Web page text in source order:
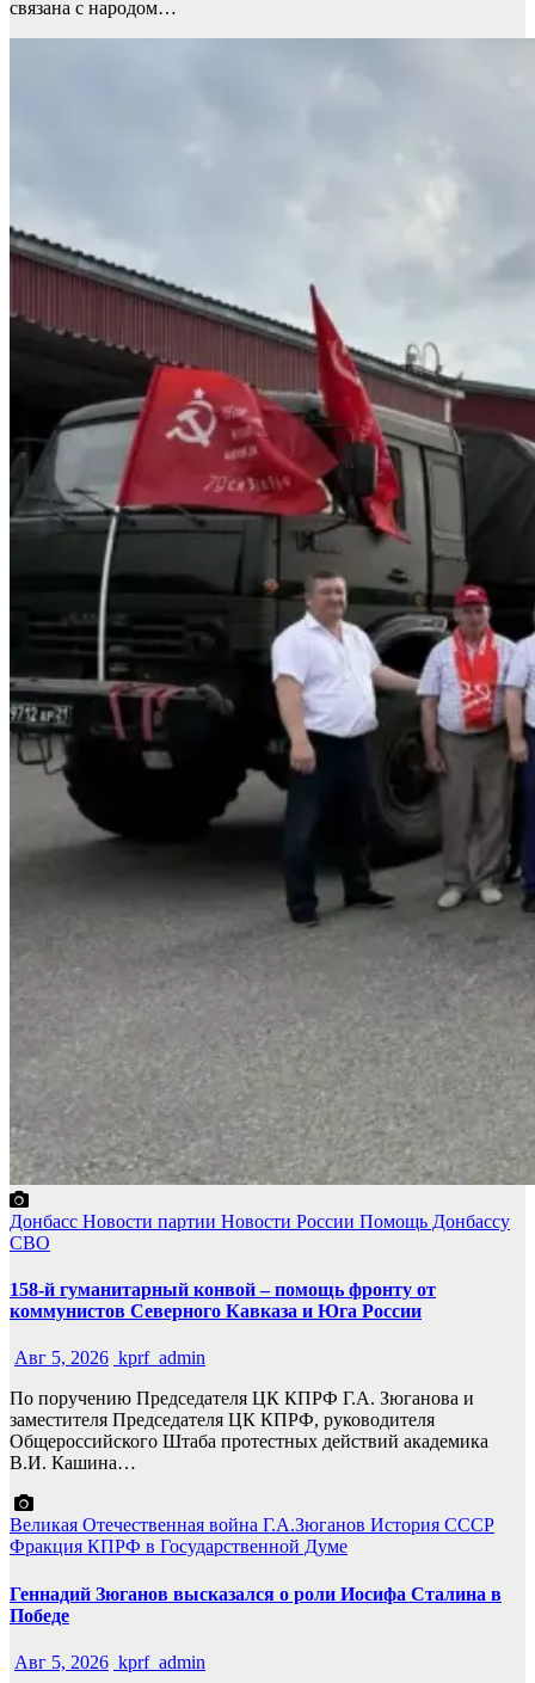
связана с народом…
Донбасс Новости партии Новости России Помощь Донбассу
СВО
158-й гуманитарный конвой – помощь фронту от
коммунистов Северного Кавказа и Юга России
Авг 5, 2026 kprf_admin
По поручению Председателя ЦК КПРФ Г.А. Зюганова и
заместителя Председателя ЦК КПРФ, руководителя
Общероссийского Штаба протестных действий академика
В.И. Кашина…
Великая Отечественная война Г.А.Зюганов История СССР
Фракция КПРФ в Государственной Думе
Геннадий Зюганов высказался о роли Иосифа Сталина в
Победе
Авг 5, 2026 kprf_admin